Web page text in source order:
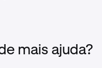
1 250
mais ajuda?